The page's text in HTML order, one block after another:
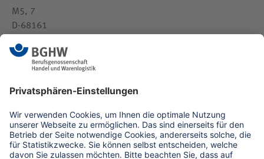
M5, 7
D-68161
Kontaktformular